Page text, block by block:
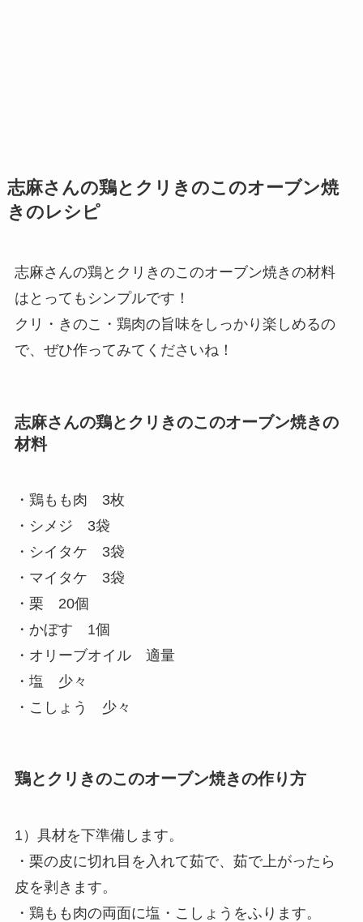
志麻さんの鶏とクリきのこのオーブン焼
きのレシピ
志麻さんの鶏とクリきのこのオーブン焼きの材料
はとってもシンプルです！
クリ・きのこ・鶏肉の旨味をしっかり楽しめるの
で、ぜひ作ってみてくださいね！
志麻さんの鶏とクリきのこのオーブン焼きの
材料
・鶏もも肉 3枚
・シメジ 3袋
・シイタケ 3袋
・マイタケ 3袋
・栗 20個
・かぼす 1個
・オリーブオイル 適量
・塩 少々
・こしょう 少々
鶏とクリきのこのオーブン焼きの作り方
1）具材を下準備します。
・栗の皮に切れ目を入れて茹で、茹で上がったら
皮を剥きます。
・鶏もも肉の両面に塩・こしょうをふります。